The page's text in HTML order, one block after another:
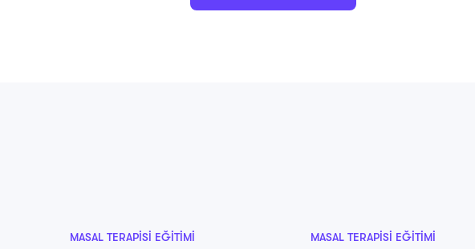
MASAL TERAPISI EĞITIMI MASAL TERAPISI EĞITIMI